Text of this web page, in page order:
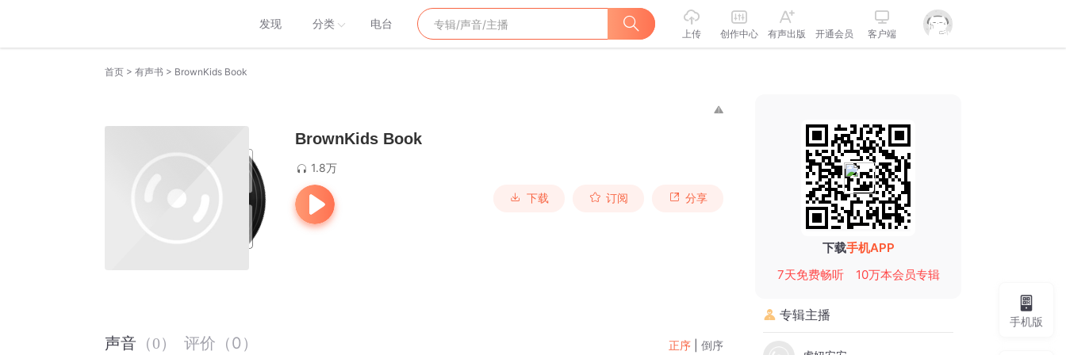
发现 分类 电台
上传 创作中心 有声出版 开通会员 客户端
首页 > 有声书 > BrownKids Book
BrownKids Book
1.8万
下载 订阅 分享
声音 （0） 评价 （0 ） 正序 倒序
下载手机APP
7天免费畅听
10万本会员专辑
专辑主播 手机版